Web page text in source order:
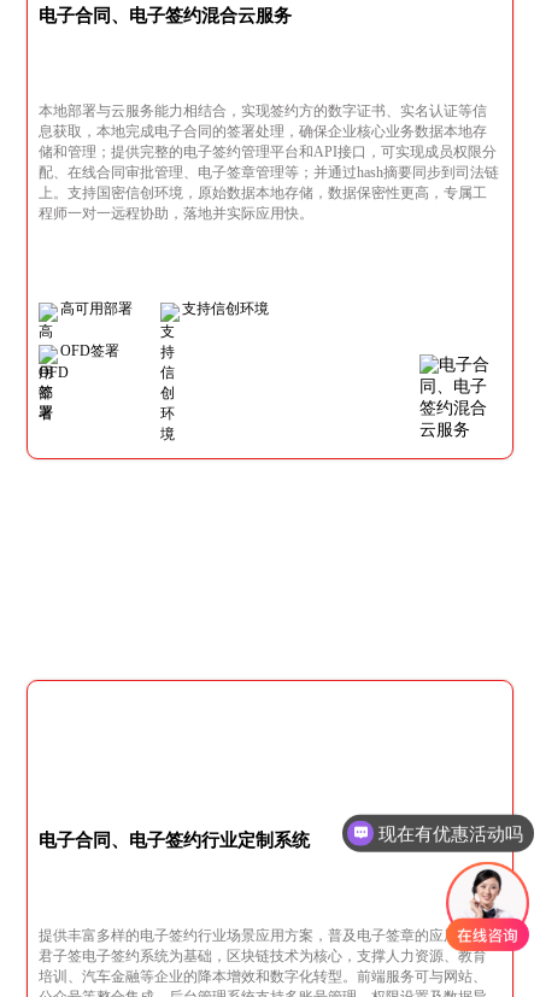
电子合同、电子签约混合云服务
本地部署与云服务能力相结合，实现签约方的数字证书、实名认证等信
息获取，本地完成电子合同的签署处理，确保企业核心业务数据本地存
储和管理；提供完整的电子签约管理平台和API接口，可实现成员权限分
配、在线合同审批管理、电子签章管理等；并通过hash摘要同步到司法链
上。支持国密信创环境，原始数据本地存储，数据保密性更高，专属工
程师一对一远程协助，落地并实际应用快。
高可用部署 支持信创环境
OFD签署
电子合同、电子签约行业定制系统
提供丰富多样的电子签约行业场景应用方案，普及电子签章的应用，以
君子签电子签约系统为基础，区块链技术为核心，支撑人力资源、教育
培训、汽车金融等企业的降本增效和数字化转型。前端服务可与网站、
现在有优惠活动吗